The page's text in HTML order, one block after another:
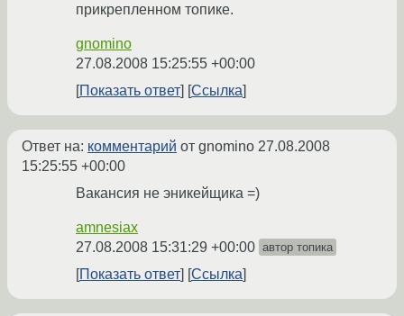
прикрепленном топике.
gnomino
27.08.2008 15:25:55 +00:00
Показать ответ
Ссылка
Ответ на: комментарий от gnomino 27.08.2008
15:25:55 +00:00
Вакансия не эникейщика =)
amnesiax
27.08.2008 15:31:29 +00:00 автор топика
Показать ответ Ссылка